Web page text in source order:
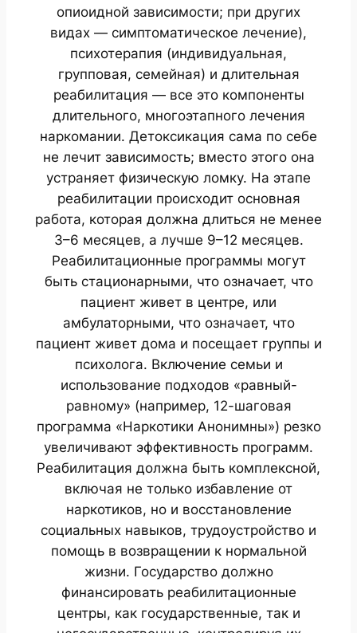
опиоидной зависимости; при других
видах — симптоматическое лечение),
психотерапия (индивидуальная,
групповая, семейная) и длительная
реабилитация — все это компоненты
длительного, многоэтапного лечения
наркомании. Детоксикация сама по себе
не лечит зависимость; вместо этого она
устраняет физическую ломку. На этапе
реабилитации происходит основная
работа, которая должна длиться не менее
3–6 месяцев, а лучше 9–12 месяцев.
Реабилитационные программы могут
быть стационарными, что означает, что
пациент живет в центре, или
амбулаторными, что означает, что
пациент живет дома и посещает группы и
психолога. Включение семьи и
использование подходов «равный-
равному» (например, 12-шаговая
программа «Наркотики Анонимны») резко
увеличивают эффективность программ.
Реабилитация должна быть комплексной,
включая не только избавление от
наркотиков, но и восстановление
социальных навыков, трудоустройство и
помощь в возвращении к нормальной
жизни. Государство должно
финансировать реабилитационные
центры, как государственные, так и